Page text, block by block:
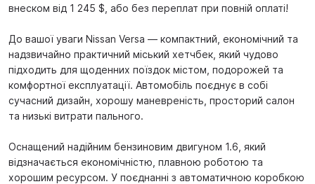
внеском від 1 245 $, або без переплат при повній оплаті!
До вашої уваги Nissan Versa — компактний, економічний та
надзвичайно практичний міський хетчбек, який чудово
підходить для щоденних поїздок містом, подорожей та
комфортної експлуатації. Автомобіль поєднує в собі
сучасний дизайн, хорошу маневреність, просторий салон
та низькі витрати пального.
Оснащений надійним бензиновим двигуном 1.6, який
відзначається економічністю, плавною роботою та
хорошим ресурсом. У поєднанні з автоматичною коробкою